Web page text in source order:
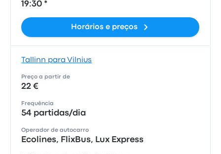
19:30 *
Horários e preços
Tallinn para Vilnius
Preço a partir de
22 €
Frequência
54 partidas/dia
Operador de autocarro
Ecolines, FlixBus, Lux Express